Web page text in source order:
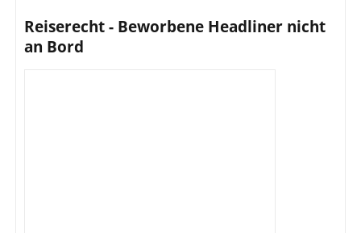
Reiserecht - Beworbene Headliner nicht
an Bord